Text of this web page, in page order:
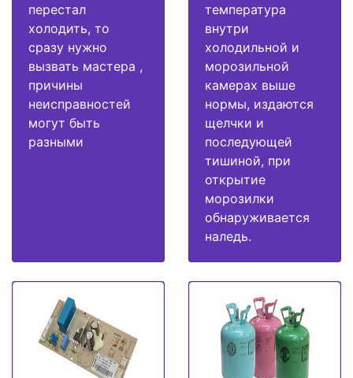
перестал
холодить, то
сразу нужно
вызвать мастера ,
причины
неисправностей
могут быть
разными
температура
внутри
холодильной и
морозильной
камерах выше
нормы, издаются
щелчки и
последующей
тишиной, при
открытие
морозилки
обнаруживается
наледь.